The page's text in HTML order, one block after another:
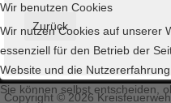
Vorheriger Beitrag:
Zurück
Copyright © 2026
Wir benutzen Cookies
Wir nutzen Cookies auf unserer
essenziell für den Betrieb der
Website und die
Sie können selbst entscheiden,